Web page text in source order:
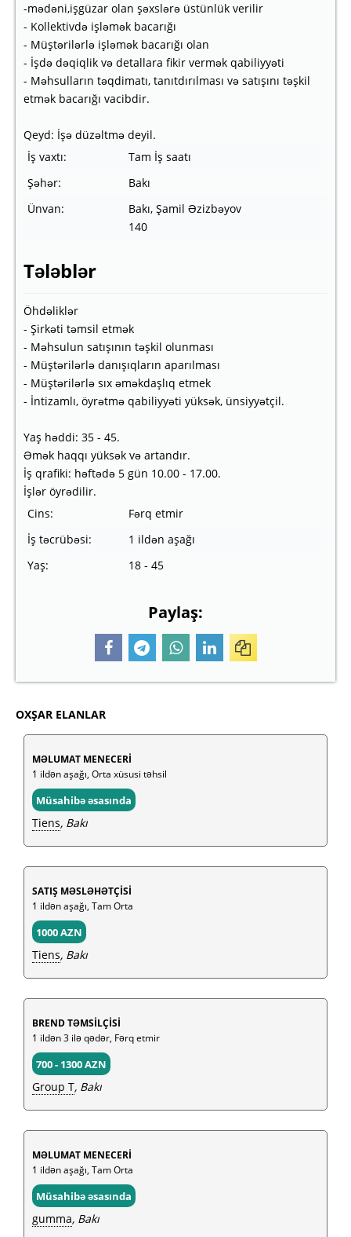
-mədəni,işgüzar olan şəxslərə üstünlük verilir
- Kollektivdə işləmək bacarığı
- Müştərilərlə işləmək bacarığı olan
- İşdə dəqiqlik və detallara fikir vermək qabiliyyəti
- Məhsulların təqdimatı, tanıtdırılması və satışını təşkil
etmək bacarığı vacibdir.
Qeyd: İşə düzəltmə deyil.
İş vaxtı:
Tam İş saatı
Şəhər:
Bakı
Ünvan:
Bakı, Şamil Əzizbəyov
140
Tələblər
Öhdəliklər
- Şirkəti təmsil etmək
- Məhsulun satışının təşkil olunması
- Müştərilərlə danışıqların aparılması
- Müştərilərlə sıx əməkdaşlıq etmek
- İntizamlı, öyrətmə qabiliyyəti yüksək, ünsiyyətçil.
Yaş həddi: 35 - 45.
Əmək haqqı yüksək və artandır.
İş qrafiki: həftədə 5 gün 10.00 - 17.00.
İşlər öyrədilir.
Cins:
Fərq etmir
İş təcrübəsi:
1 ildən aşağı
Yaş:
18 - 45
Paylaş:
OXŞAR ELANLAR
MƏLUMAT MENECERİ
1 ildən aşağı, Orta xüsusi təhsil
Müsahibə əsasında
Tiens, Bakı
SATIŞ MƏSLƏHƏTÇİSİ
1 ildən aşağı, Tam Orta
1000 AZN
Tiens, Bakı
BREND TƏMSİLÇİSİ
1 ildən 3 ilə qədər, Fərq etmir
700 - 1300 AZN
Group T, Bakı
MƏLUMAT MENECERİ
1 ildən aşağı, Tam Orta
Müsahibə əsasında
gumma, Bakı